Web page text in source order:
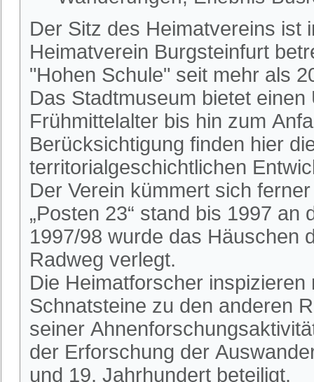
Der Sitz des Heimatvereins ist
Heimatverein Burgsteinfurt
"Hohen Schule" seit mehr als
Das Stadtmuseum bietet
Frühmittelalter bis hin zum
Berücksichtigung finden hier
territorialgeschichtlichen
Der Verein kümmert sich
„Posten 23“ stand bis 1997
1997/98 wurde das Häuschen
Radweg verlegt.
Die Heimatforscher
Schnatsteine zu den anderen
seiner
der Erforschung der
und 19. Jahrhundert beteiligt.